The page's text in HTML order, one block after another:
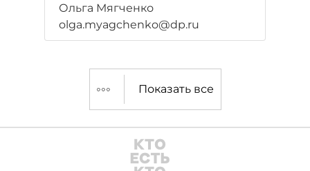
проектов.
Ольга Мягченко
olga.myagchenko@dp.ru
Показать все